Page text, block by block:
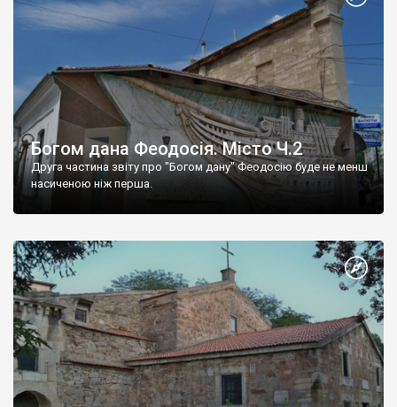
Богом дана Феодосія. Місто Ч.2
Друга частина звіту про "Богом дану" Феодосію буде не менш
насиченою ніж перша.